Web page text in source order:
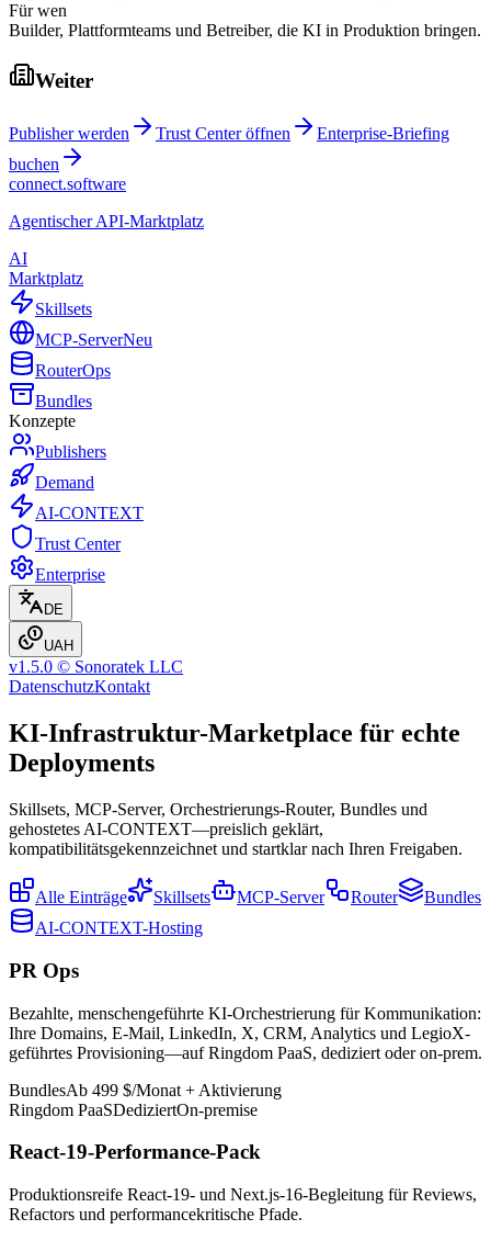
Für wen
Builder, Plattformteams und Betreiber, die KI in Produktion bringen.
Weiter
Publisher werden Trust Center öffnen
Enterprise-Briefing
buchen
connect.software
Agentischer API-Marktplatz
AI
Marktplatz
Skillsets
MCP-ServerNeu
RouterOps
Bundles
Konzepte
Publishers
Demand
AI-CONTEXT
Trust Center
Enterprise
DE
UAH
v1.5.0 © Sonoratek LLC
DatenschutzKontakt
KI-Infrastruktur-Marketplace für echte
Deployments
Skillsets, MCP-Server, Orchestrierungs-Router, Bundles und
gehostetes AI-CONTEXT—preislich geklärt,
kompatibilitätsgekennzeichnet und startklar nach Ihren Freigaben.
Alle Einträge Skillsets MCP-Server Router
Bundles
AI-CONTEXT-Hosting
PR Ops
Bezahlte, menschengeführte KI-Orchestrierung für Kommunikation:
Ihre Domains, E-Mail, LinkedIn, X, CRM, Analytics und LegioX-
geführtes Provisioning—auf Ringdom PaaS, dediziert oder on-prem.
BundlesAb 499 $/Monat + Aktivierung
Ringdom PaaSDediziertOn-premise
React-19-Performance-Pack
Produktionsreife React-19- und Next.js-16-Begleitung für Reviews,
Refactors und performancekritische Pfade.